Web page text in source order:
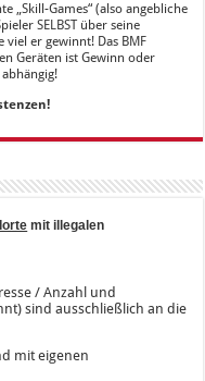
„Skill-Games“ (also angebliche
SELBST über seine
viel er gewinnt! Das BMF
Geräten ist Gewinn oder
mit illegalen
/ Anzahl und
sind ausschließlich an die
mit eigenen